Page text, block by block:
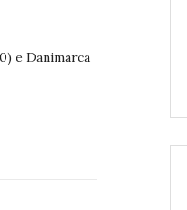
e Danimarca